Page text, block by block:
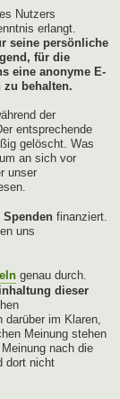
Nutzers
erlangt.
seine persönliche
für die
eine anonyme E-
behalten.
der
entsprechende
gelöscht. Was
an sich vor
unser
Spenden finanziert.
uns
genau durch.
dieser
darüber im Klaren,
Meinung stehen
nach die
dort nicht